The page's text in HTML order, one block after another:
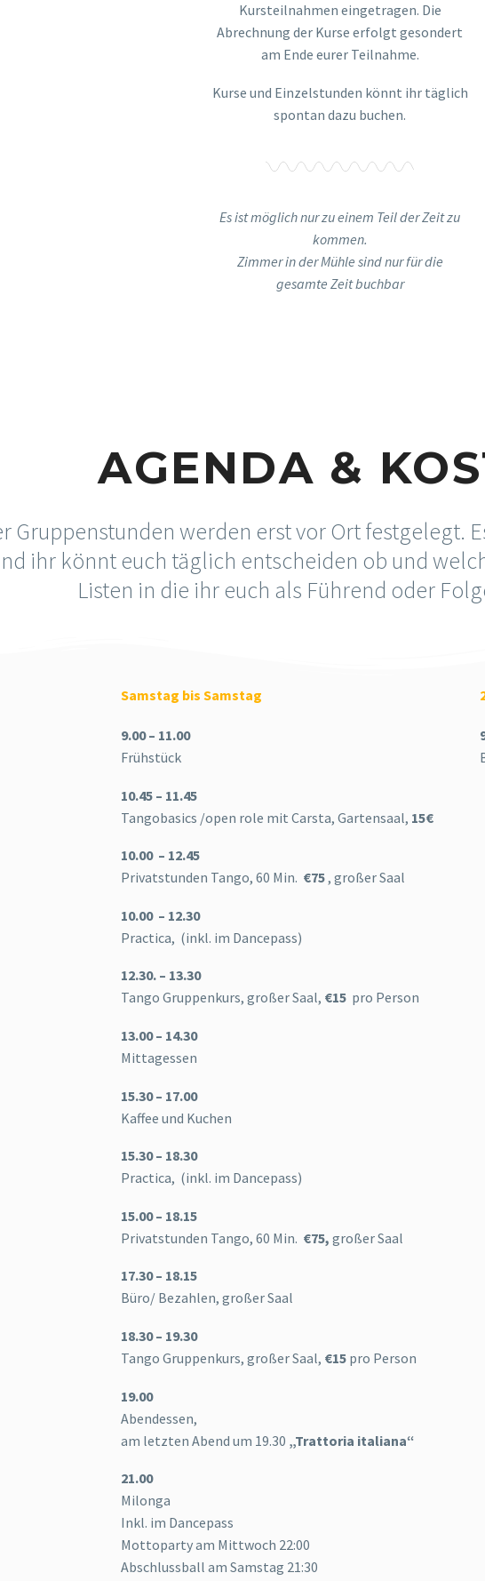
Kursteilnahmen eingetragen. Die
Abrechnung der Kurse erfolgt gesondert
am Ende eurer Teilnahme.
Kurse und Einzelstunden könnt ihr täglich
spontan dazu buchen.
Es ist möglich nur zu einem Teil der Zeit zu
kommen.
Zimmer in der Mühle sind nur für die
gesamte Zeit buchbar
AGENDA &
Gruppenstunden werden erst vor Ort festgelegt.
ihr könnt euch täglich entscheiden ob und
Listen in die ihr euch als Führend oder
Samstag bis Samstag
9.00 – 11.00
Frühstück
10.45 – 11.45
Tangobasics /open role mit Carsta, Gartensaal, 15€
10.00 – 12.45
Privatstunden Tango, 60 Min. €75, großer Saal
10.00 – 12.30
Practica, (inkl. im Dancepass)
12.30. – 13.30
Tango Gruppenkurs, großer Saal, €15 pro Person
13.00 – 14.30
Mittagessen
15.30 – 17.00
Kaffee und Kuchen
15.30 – 18.30
Practica, (inkl. im Dancepass)
15.00 – 18.15
Privatstunden Tango, 60 Min. €75, großer Saal
17.30 – 18.15
Büro/ Bezahlen, großer Saal
18.30 – 19.30
Tango Gruppenkurs, großer Saal, €15 pro Person
19.00
Abendessen,
am letzten Abend um 19.30 „Trattoria italiana“
21.00
Milonga
Inkl. im Dancepass
Mottoparty am Mittwoch 22:00
Abschlussball am Samstag 21:30